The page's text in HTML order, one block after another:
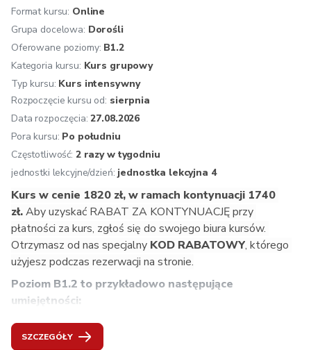
pracy,
opisywanie swojej pracy i zawodu,
uzgadnianie z rozmówcą konkretnych spraw,
samodzielne pogłębianie słownictwa,
nabywanie płynności i pewności językowej.
Zalecana kontynuacja: Niemiecki B1.2. Mogą Państwo
też przystąpić do egzaminu ÖSD B1.
Oferujemy: osobistą konsultację przed rozpoczęciem
kursu, zakwalifikowanie na odpowiedni poziom, jednolity
program nauczania zgodny z wytycznymi Europejskiego
prowadzoną przez doświadczonych i kompetentnych
lektorów, atmosferę inspirującą do nauki, multimedialne
podręczniki i aplikacje, aktualne materiały dydaktyczne z
Austrii, wgląd w życie w krajach niemieckojęzycznych,
bezpłatne konsultacje dotyczące uczenia się dla naszych
kursantów, znormalizowane testy końcowe, na życzenie
przygotowanie do egzaminu ÖSD.
Format kursu: Online
Grupa docelowa: Dorośli
Oferowane poziomy: B1.2
Kategoria kursu: Kurs grupowy
Typ kursu: Kurs intensywny
Rozpoczęcie kursu od: sierpnia
Data rozpoczęcia:27.08.2026
Pora kursu: Po południu
Częstotliwość: 2 razy w tygodniu
jednostki lekcyjne/dzień: jednostka lekcyjna 4
Kurs w cenie 1820 zł, w ramach kontynuacji 1740
zł. Aby uzyskać RABAT ZA KONTYNUACJĘ przy
płatności za kurs, zgłoś się do swojego biura kursów.
Otrzymasz od nas specjalny KOD RABATOWY, którego
użyjesz podczas rezerwacji na stronie.
Poziom B1.2 to przykładowo następujące
umiejętności:
prowadzenie i rozumienie rozmowy telefonicznej na
tematy zawodowe,
SZCZEGÓŁY